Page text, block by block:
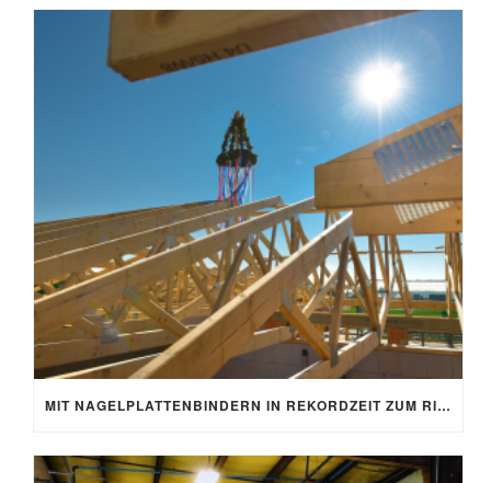
MIT NAGELPLATTENBINDERN IN REKORDZEIT ZUM RICHTFEST